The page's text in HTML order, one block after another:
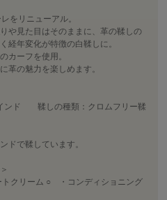
をリニューアル。
や見た目はそのままに、革の鞣しの
経年変化が特徴の白鞣しに。
カーフを使用。
革の魅力を楽しめます。
ンド 鞣しの種類：クロムフリー鞣
ドで鞣しています。
クリーム ○ ・コンディショニング